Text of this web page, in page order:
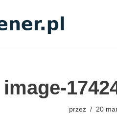
image-
przez 20